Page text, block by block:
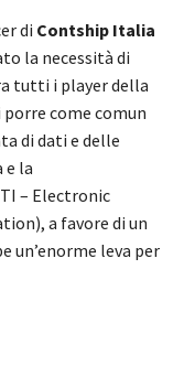
di Contship Italia
la necessità di
tutti i player della
come comun
di dati e delle
la
– Electronic
a favore di un
un’enorme leva per